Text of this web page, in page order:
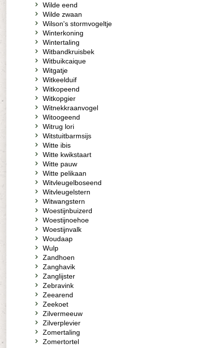
Wilde eend
Wilde zwaan
Wilson's stormvogeltje
Winterkoning
Wintertaling
Witbandkruisbek
Witbuikcaique
Witgatje
Witkeelduif
Witkopeend
Witkopgier
Witnekkraanvogel
Witoogeend
Witrug lori
Witstuitbarmsijs
Witte ibis
Witte kwikstaart
Witte pauw
Witte pelikaan
Witvleugelboseend
Witvleugelstern
Witwangstern
Woestijnbuizerd
Woestijnoehoe
Woestijnvalk
Woudaap
Wulp
Zandhoen
Zanghavik
Zanglijster
Zebravink
Zeearend
Zeekoet
Zilvermeeuw
Zilverplevier
Zomertaling
Zomertortel